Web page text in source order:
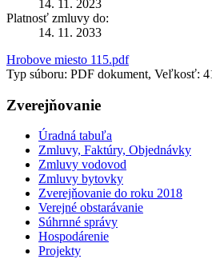
14. 11. 2023
Platnosť zmluvy do:
14. 11. 2033
Hrobove miesto 115.pdf
Typ súboru: PDF dokument, Veľkosť:
Zverejňovanie
Úradná tabuľa
Zmluvy, Faktúry, Objednávky
Zmluvy vodovod
Zmluvy bytovky
Zverejňovanie do roku 2018
Verejné obstarávanie
Súhrnné správy
Hospodárenie
Projekty